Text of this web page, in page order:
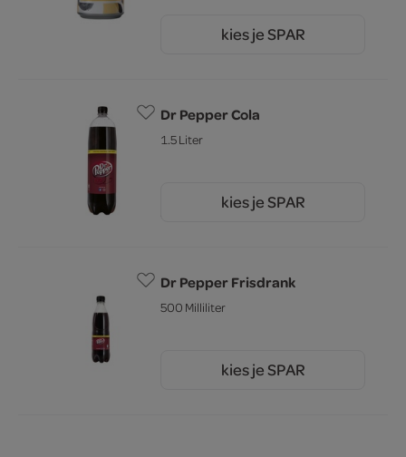
kies je SPAR
Dr Pepper Cola
1.5 Liter
kies je SPAR
Dr Pepper Frisdrank
500 Milliliter
kies je SPAR